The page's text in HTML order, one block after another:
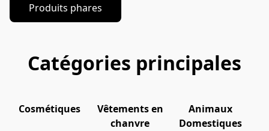
Produits phares
Catégories principales
Cosmétiques
Vêtements en
chanvre
Animaux
Domestiques